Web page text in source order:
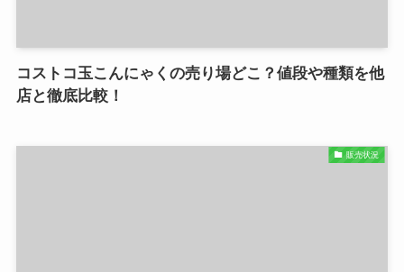
コストコ玉こんにゃくの売り場どこ？値段や種類を他
店と徹底比較！
販売状況